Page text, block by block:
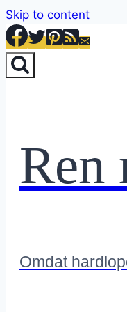
Skip to content
Ren
Omdat